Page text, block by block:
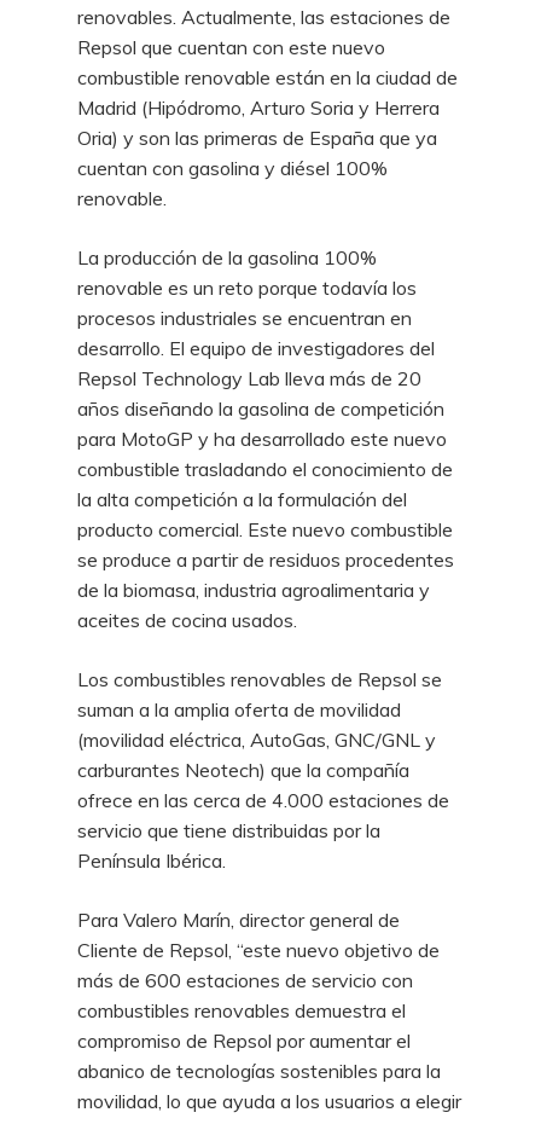
renovables. Actualmente, las estaciones de
Repsol que cuentan con este nuevo
combustible renovable están en la ciudad de
Madrid (Hipódromo, Arturo Soria y Herrera
Oria) y son las primeras de España que ya
cuentan con gasolina y diésel 100%
renovable.
La producción de la gasolina 100%
renovable es un reto porque todavía los
procesos industriales se encuentran en
desarrollo. El equipo de investigadores del
Repsol Technology Lab lleva más de 20
años diseñando la gasolina de competición
para MotoGP y ha desarrollado este nuevo
combustible trasladando el conocimiento de
la alta competición a la formulación del
producto comercial. Este nuevo combustible
se produce a partir de residuos procedentes
de la biomasa, industria agroalimentaria y
aceites de cocina usados.
Los combustibles renovables de Repsol se
suman a la amplia oferta de movilidad
(movilidad eléctrica, AutoGas, GNC/GNL y
carburantes Neotech) que la compañía
ofrece en las cerca de 4.000 estaciones de
servicio que tiene distribuidas por la
Península Ibérica.
Para Valero Marín, director general de
Cliente de Repsol, “este nuevo objetivo de
más de 600 estaciones de servicio con
combustibles renovables demuestra el
compromiso de Repsol por aumentar el
abanico de tecnologías sostenibles para la
movilidad, lo que ayuda a los usuarios a elegir